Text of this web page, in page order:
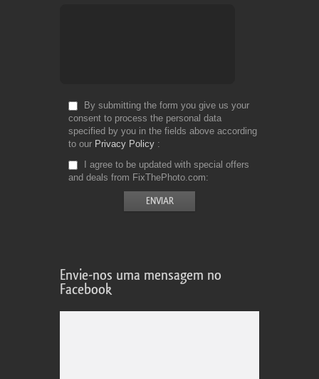
By submitting the form you give us your
consent to process the personal data
specified by you in the fields above according
to our Privacy Policy
I agree to be updated with special offers
and deals from FixThePhoto.com
Envie-nos uma mensagem no
Facebook